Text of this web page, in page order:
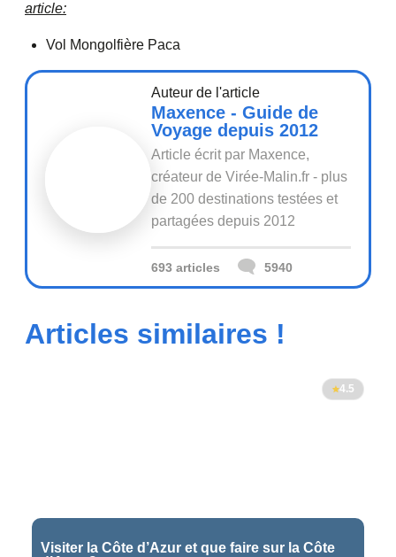
article:
Vol Mongolfière Paca
Auteur de l'article
Maxence - Guide de
Voyage depuis 2012
Article écrit par Maxence,
créateur de Virée-Malin.fr - plus
de 200 destinations testées et
partagées depuis 2012
693 articles 5940
Articles similaires !
4.5
Visiter la Côte d’Azur et que faire sur la Côte